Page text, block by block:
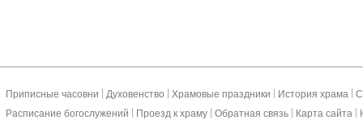
Приписные часовни Духовенство Храмовые праздники История храма
Расписание богослужений
Проезд к храму Обратная связь Карта сайта